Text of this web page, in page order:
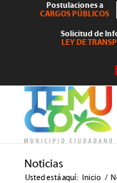
Postulaciones a
CARGOS PÚBLICOS
Solicitud de
LEY DE
Noticias
Usted está aquí: Inicio /